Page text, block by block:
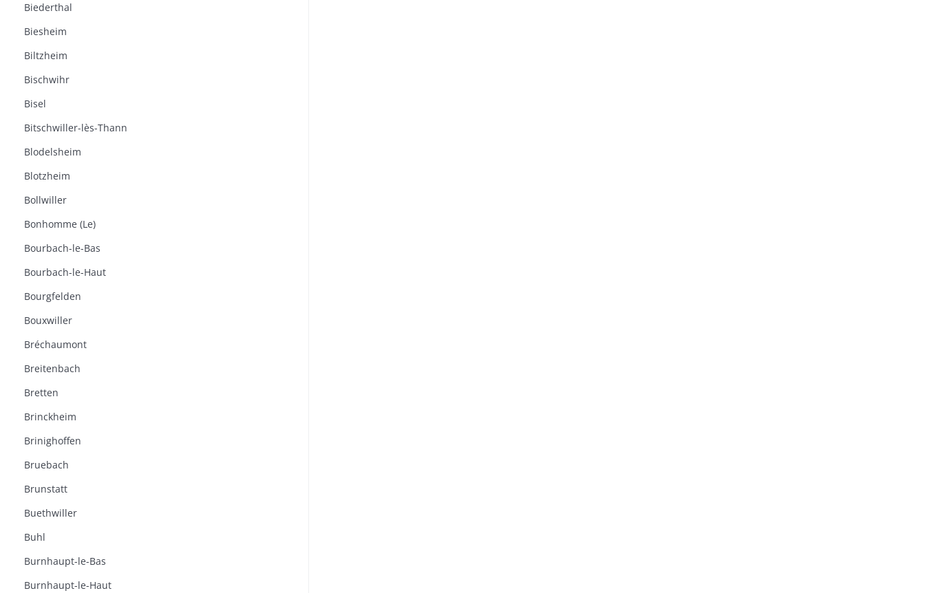
Biederthal
Biesheim
Biltzheim
Bischwihr
Bisel
Bitschwiller-lès-Thann
Blodelsheim
Blotzheim
Bollwiller
Bonhomme (Le)
Bourbach-le-Bas
Bourbach-le-Haut
Bourgfelden
Bouxwiller
Bréchaumont
Breitenbach
Bretten
Brinckheim
Brinighoffen
Bruebach
Brunstatt
Buethwiller
Buhl
Burnhaupt-le-Bas
Burnhaupt-le-Haut